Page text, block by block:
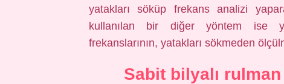
yatakları söküp frekans analizi
kullanılan bir diğer yöntem ise
frekanslarının, yatakları sökmeden
Sabit bilyalı